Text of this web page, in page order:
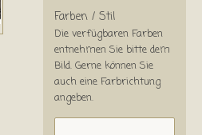
Farben / Stil
Die verfügbaren Farben
entnehmen Sie bitte dem
Bild. Gerne können Sie
auch eine Farbrichtung
angeben.